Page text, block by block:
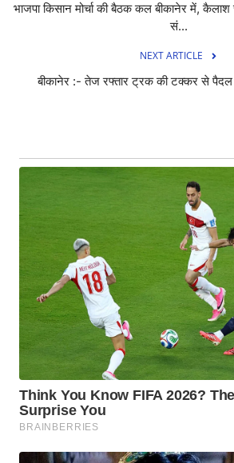
भाजपा किसान मोर्चा की बैठक कल बीकानेर में, कैलाश
सं...
NEXT ARTICLE
बीकानेर :- तेज रफ्तार ट्रक की टक्कर से पैदल